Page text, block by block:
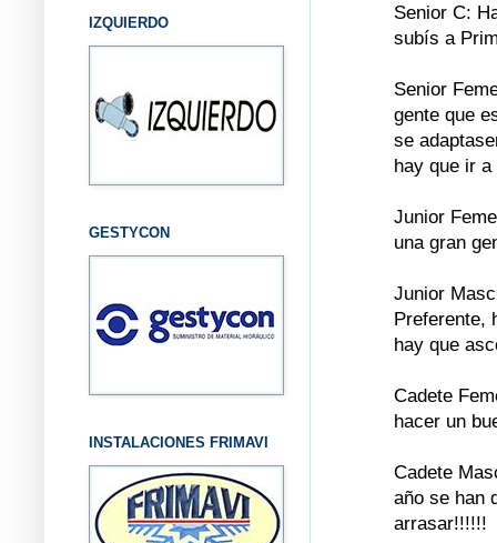
Senior C:
subís a
Senior
gente que
se
hay que ir
Junior
una gran
Junior
Preferente,
hay que
Cadete
hacer un
Cadete
año se han
arrasar!!!!!!
IZQUIERDO
GESTYCON
INSTALACIONES FRIMAVI